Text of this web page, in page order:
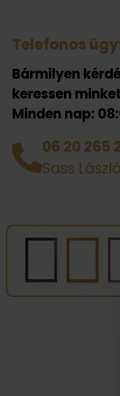
Telefonos
Bármilyen
keressen
Minden nap:
06 20 265
Sass László